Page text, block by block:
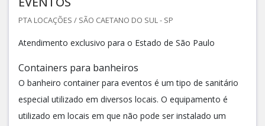
PTA LOCAÇÕES / SÃO CAETANO DO SUL - SP
Atendimento exclusivo para o Estado de São Paulo
Containers para banheiros
O banheiro container para eventos é um tipo de sanitário
especial utilizado em diversos locais. O equipamento é
utilizado em locais em que não pode ser instalado um